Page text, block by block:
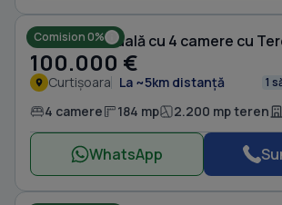
Comision 0%
100.000 €
Curtișoara La ~5km distanță 1
4 camere 184 mp 2.200 mp teren
WhatsApp